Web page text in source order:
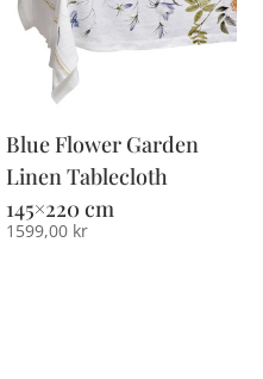
Blue Flower Garden
Linen Tablecloth
145×220 cm
1599,00 kr